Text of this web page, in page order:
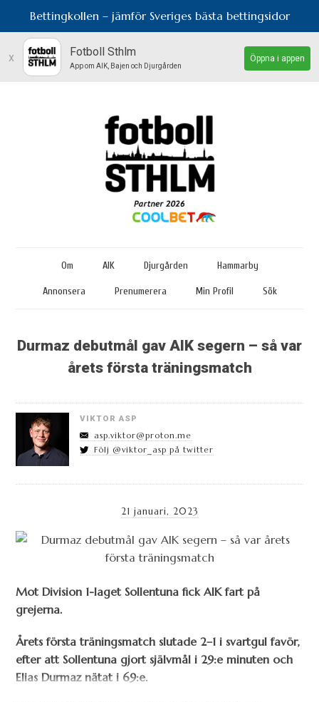
Bettingkollen – jämför Sveriges bästa bettingsidor
x Fotboll Sthlm
App om AIK, Bajen och Djurgården
Öppna i appen
Om AIK Djurgården Hammarby
Annonsera Prenumerera Min Profil Sök
Durmaz debutmål gav AIK segern – så var
årets första träningsmatch
VIKTOR ASP
asp.viktor@proton.me
Följ @viktor_asp på twitter
21 januari, 2023
Mot Division 1-laget Sollentuna fick AIK fart på
grejerna.
Årets första träningsmatch slutade 2–1 i svartgul favör,
efter att Sollentuna gjort självmål i 29:e minuten och
Elias Durmaz nätat i 69:e.